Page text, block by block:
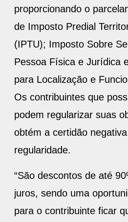
proporcionando o
de Imposto Predial
(IPTU); Imposto Sobre
Pessoa Física e Jurídica
para Localização e
Os contribuintes que
podem regularizar suas
obtém a certidão
regularidade.
“São descontos de até
juros, sendo uma
para o contribuinte ficar